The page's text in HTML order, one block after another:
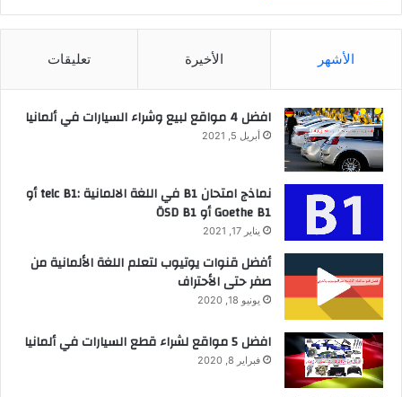
الأشهر الأخيرة تعليقات
افضل 4 مواقع لبيع وشراء السيارات في ألمانيا
أبريل 5, 2021
نماذج امتحان B1 في اللغة الالمانية :telc B1 أو
Goethe B1 أو ÖSD B1
يناير 17, 2021
أفضل قنوات يوتيوب لتعلم اللغة الألمانية من
صفر حتى الأحتراف
يونيو 18, 2020
افضل 5 مواقع لشراء قطع السيارات في ألمانيا
فبراير 8, 2020